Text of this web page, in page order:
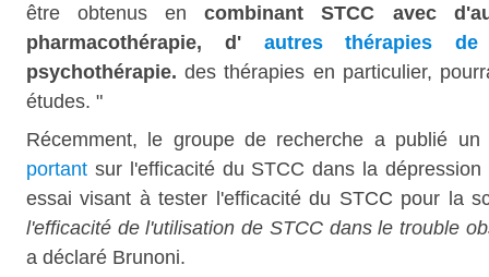
être obtenus encombinant STCC avec
pharmacothérapie, d' autres thérapies de
psychothérapie.des thérapies en particulier,
études. "
Récemment, le groupe de recherche a publié
portant sur l'efficacité du STCC dans la
essai visant à tester l'efficacité du STCC pour la
l'efficacité de l'utilisation de STCC dans le trouble
a déclaré Brunoni.